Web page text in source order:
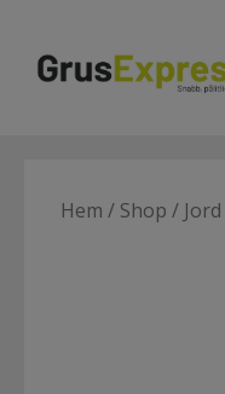
Hem / Shop / Jord